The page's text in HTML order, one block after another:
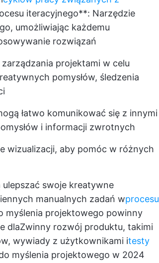
iteracyjnego**: Narzędzie
umożliwiając każdemu
rozwiązań
projektami w celu
pomysłów, śledzenia
łatwo komunikować się z innymi
i informacji zwrotnych
wizualizacji, aby pomóc w różnych
ulepszać swoje kreatywne
manualnych zadań wprocesu
myślenia projektowego powinny
dlaZwinny rozwój produktu, takimi
wywiady z użytkownikami itesty
myślenia projektowego w 2024